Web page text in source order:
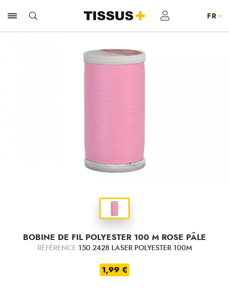
BOBINE DE FIL POLYESTER 100 M ROSE PÂLE
RÉFÉRENCE 150.2428 LASER POLYESTER 100M
1,99 €